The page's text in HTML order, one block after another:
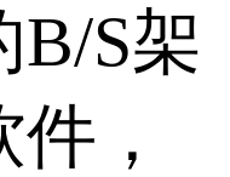
B/S架
，